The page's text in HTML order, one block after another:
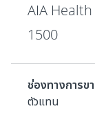
AIA
1500
ช่องทางการข
ตัวแทน